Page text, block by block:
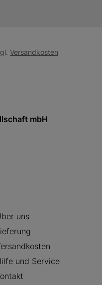
Versandkosten
mbH
uns
und Service